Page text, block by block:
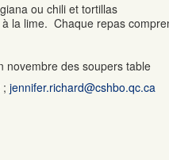
ou chili et tortillas
la lime. Chaque repas
novembre des soupers table
jennifer.richard@cshbo.qc.ca